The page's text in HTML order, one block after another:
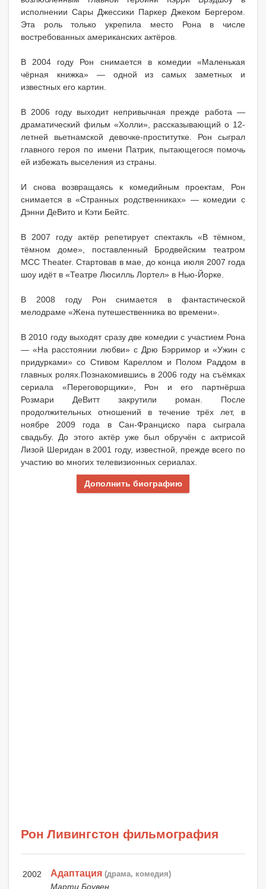
исполнении Сары Джессики Паркер Джеком Бергером.
Эта роль только укрепила место Рона в числе
востребованных американских актёров.
В 2004 году Рон снимается в комедии «Маленькая
чёрная книжка» — одной из самых заметных и
известных его картин.
В 2006 году выходит непривычная прежде работа —
драматический фильм «Холли», рассказывающий о 12-
летней вьетнамской девочке-проститутке. Рон сыграл
главного героя по имени Патрик, пытающегося помочь
ей избежать выселения из страны.
И снова возвращаясь к комедийным проектам, Рон
снимается в «Странных родственниках» — комедии с
Дэнни ДеВито и Кэти Бейтс.
В 2007 году актёр репетирует спектакль «В тёмном,
тёмном доме», поставленный Бродвейским театром
MCC Theater. Стартовав в мае, до конца июля 2007 года
шоу идёт в «Театре Люсилль Лортел» в Нью-Йорке.
В 2008 году Рон снимается в фантастической
мелодраме «Жена путешественника во времени».
В 2010 году выходят сразу две комедии с участием Рона
— «На расстоянии любви» с Дрю Бэрримор и «Ужин с
придурками» со Стивом Кареллом и Полом Раддом в
главных ролях.Познакомившись в 2006 году на съёмках
сериала «Переговорщики», Рон и его партнёрша
Розмари ДеВитт закрутили роман. После
продолжительных отношений в течение трёх лет, в
ноябре 2009 года в Сан-Франциско пара сыграла
свадьбу. До этого актёр уже был обручён с актрисой
Лизой Шеридан в 2001 году, известной, прежде всего по
участию во многих телевизионных сериалах.
Дополнить биографию
Рон Ливингстон фильмография
2002 Адаптация (драма, комедия)
Марти Боувен